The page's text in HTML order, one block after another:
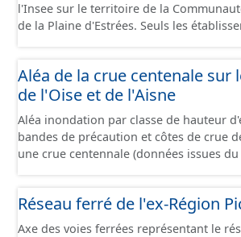
l'Insee sur le territoire de la
de la Plaine d'Estrées. Seuls les établissements situés à
conformément aux prescriptions du
Économiques. Ce lot ne contient pas la
delà des prescriptions du CNIG se
Aléa de la crue centenale sur
de l'Oise et de l'Aisne
Aléa inondation par classe de hauteur
bandes de précaution et côtes de crue
une crue centennale (données issues
Réseau ferré de l'ex-Région
Axe des voies ferrées représentant le